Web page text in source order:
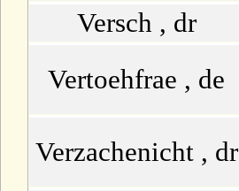
K
L
Versch , dr
Vertoehfrae , de
Verzachenicht , dr